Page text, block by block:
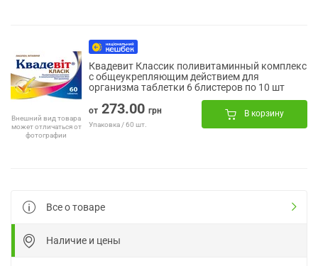
Внешний вид товара
может отличаться от
фотографии
Квадевит Классик поливитаминный комплекс
с общеукрепляющим действием для
организма таблетки 6 блистеров по 10 шт
от 273.00 грн
Упаковка / 60 шт.
В корзину
Все о товаре
Наличие и цены